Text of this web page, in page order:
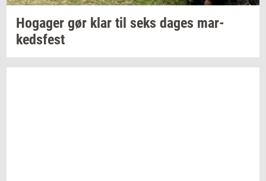
Ho­ga­ger gør klar til seks dages mar­
keds­fest